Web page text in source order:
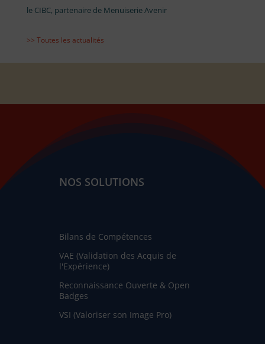
le CIBC, partenaire de Menuiserie Avenir
>> Toutes les actualités
NOS SOLUTIONS
Bilans de Compétences
VAE (Validation des Acquis de
l'Expérience)
Reconnaissance Ouverte & Open
Badges
VSI (Valoriser son Image Pro)